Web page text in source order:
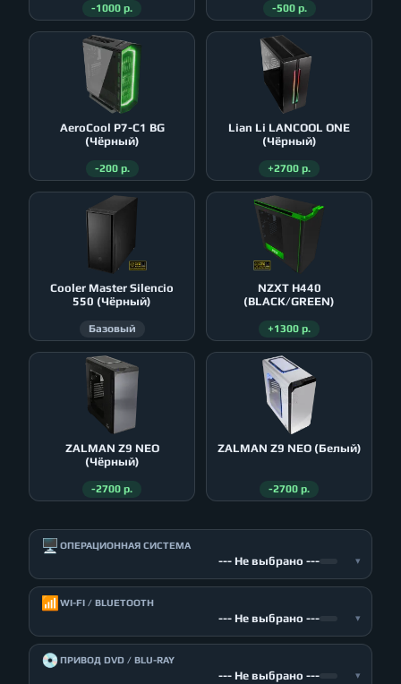
-1000 р. -500 р.
AeroСool P7-C1 BG
(Чёрный)
-200 р.
Lian Li LANCOOL ONE
(Чёрный)
+2700 р.
Cooler Master Silencio
550 (Чёрный)
Базовый
NZXT H440
(BLACK/GREEN)
+1300 р.
ZALMAN Z9 NEO
(Чёрный)
-2700 р.
ZALMAN Z9 NEO (Белый)
-2700 р.
🖥️ ОПЕРАЦИОННАЯ СИСТЕМА
--- Не выбрано --- ▾
📶 WI-FI / BLUETOOTH
--- Не выбрано --- ▾
💿ПРИВОД DVD / BLU-RAY
--- Не выбрано --- ▾